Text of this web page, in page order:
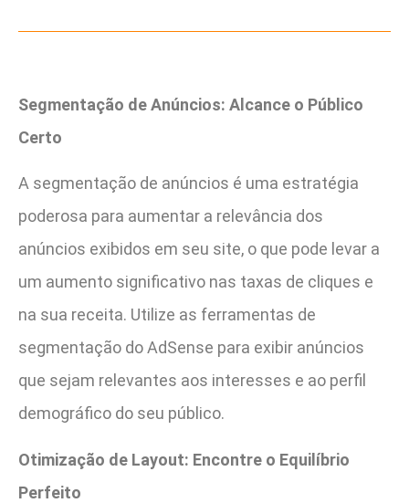
Segmentação de Anúncios: Alcance o Público
Certo
A segmentação de anúncios é uma estratégia
poderosa para aumentar a relevância dos
anúncios exibidos em seu site, o que pode levar a
um aumento significativo nas taxas de cliques e
na sua receita. Utilize as ferramentas de
segmentação do AdSense para exibir anúncios
que sejam relevantes aos interesses e ao perfil
demográfico do seu público.
Otimização de Layout: Encontre o Equilíbrio
Perfeito